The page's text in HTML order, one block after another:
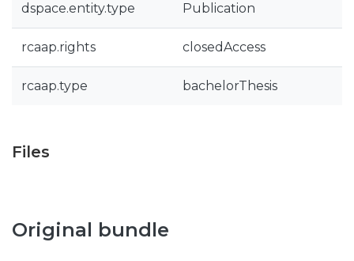
dspace.entity.type Publication
rcaap.rights closedAccess
rcaap.type bachelorThesis
Files
Original bundle